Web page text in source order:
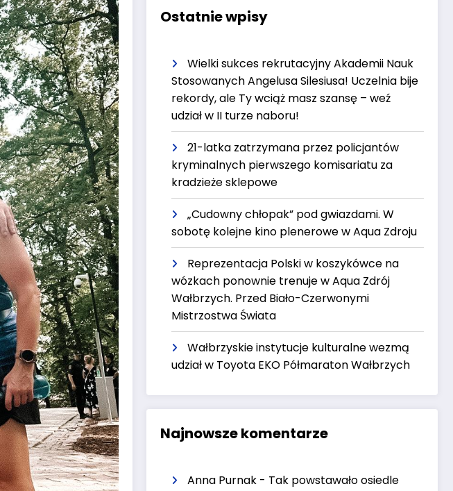
Ostatnie wpisy
Wielki sukces rekrutacyjny Akademii Nauk
Stosowanych Angelusa Silesiusa! Uczelnia bije
rekordy, ale Ty wciąż masz szansę – weź
udział w II turze naboru!
21-latka zatrzymana przez policjantów
kryminalnych pierwszego komisariatu za
kradzieże sklepowe
„Cudowny chłopak” pod gwiazdami. W
sobotę kolejne kino plenerowe w Aqua Zdroju
Reprezentacja Polski w koszykówce na
wózkach ponownie trenuje w Aqua Zdrój
Wałbrzych. Przed Biało-Czerwonymi
Mistrzostwa Świata
Wałbrzyskie instytucje kulturalne wezmą
udział w Toyota EKO Półmaraton Wałbrzych
Najnowsze komentarze
Anna Purnak - Tak powstawało osiedle